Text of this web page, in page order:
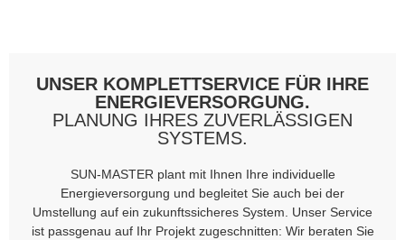
UNSER KOMPLETTSERVICE FÜR IHRE
ENERGIEVERSORGUNG.
PLANUNG IHRES ZUVERLÄSSIGEN
SYSTEMS.
SUN-MASTER plant mit Ihnen Ihre individuelle
Energieversorgung und begleitet Sie auch bei der
Umstellung auf ein zukunftssicheres System. Unser Service
ist passgenau auf Ihr Projekt zugeschnitten: Wir beraten Sie